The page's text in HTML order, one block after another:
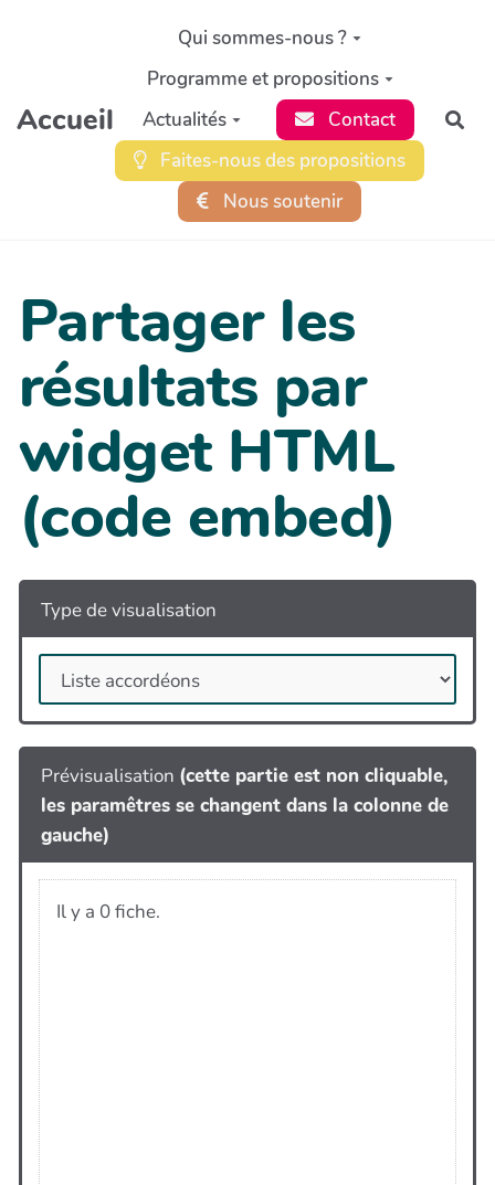
Aller au contenu principal
Accueil
Qui sommes-nous ?
Programme et propositions
Actualités
Contact
Faites-nous des propositions
Nous soutenir
Partager les
résultats par
widget HTML
(code embed)
Type de visualisation
Prévisualisation (cette partie est non cliquable,
les paramêtres se changent dans la colonne de
gauche)